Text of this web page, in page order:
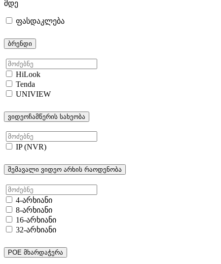
მდე
ფასდაკლება
ბრენდი
HiLook
Tenda
UNIVIEW
ვიდეოჩამწერის სახეობა
IP (NVR)
შემავალი ვიდეო არხის რაოდენობა
4-არხიანი
8-არხიანი
16-არხიანი
32-არხიანი
POE მხარდაჭერა